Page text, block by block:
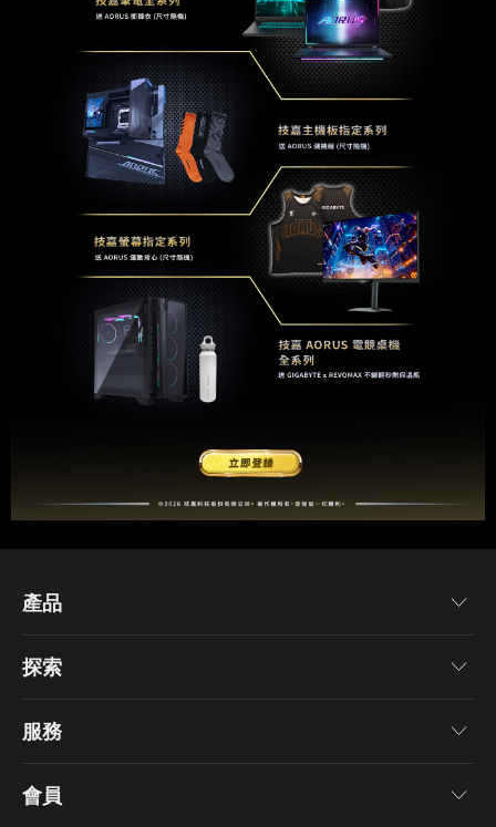
產品
主機板
電競螢幕
桌上型電腦
探索
最新消息
部落格
服務
保固資訊
會員